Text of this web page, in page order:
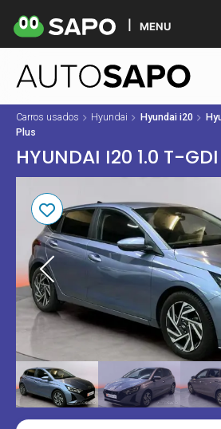
MENU
Carros usados Hyundai Hyundai i20
Plus
HYUNDAI I20 1.0 T-GDI